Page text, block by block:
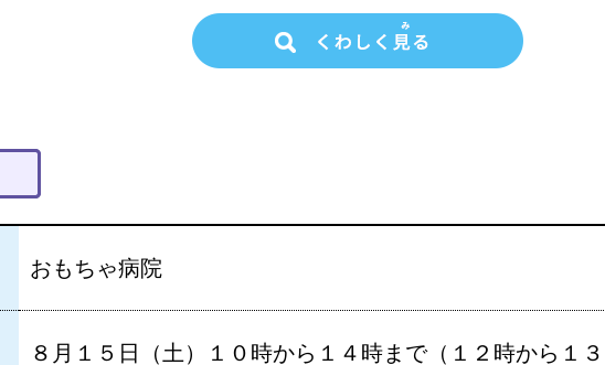
おもちゃ病院
８月１５日（土）１０時から１４時まで（１２時から１